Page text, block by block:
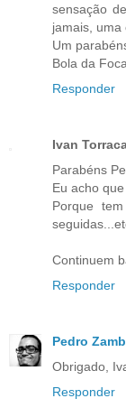
sensação
jamais, uma
Um
Bola da Foca.
Responder
Ivan
Parabéns
Eu acho
Porque
Continuem
Responder
Pedro
Obrigado,
Responder